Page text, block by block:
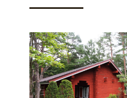
そして、「厳しい冬の寒さから解
山梨県富士五湖エリアに根差し